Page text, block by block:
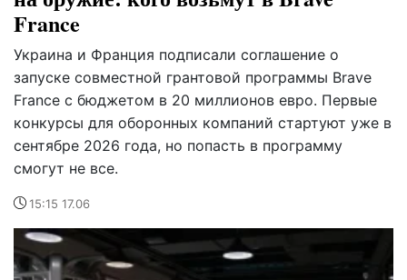
France
Украина и Франция подписали соглашение о
запуске совместной грантовой программы Brave
France с бюджетом в 20 миллионов евро. Первые
конкурсы для оборонных компаний стартуют уже в
сентябре 2026 года, но попасть в программу
смогут не все.
15:15 17.06